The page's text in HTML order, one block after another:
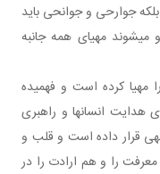
جوارحی و جوانحی باید
می شوند مهیای همه جانبه
مهیا کرده است و فهمیده
انسان ها و راهبری
قرار داده است و قلب و
را و هم ارادت را در